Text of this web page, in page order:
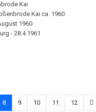
Kai
Kai ca. 1960
1960
- 28.4.1961
8 9 10 11 12